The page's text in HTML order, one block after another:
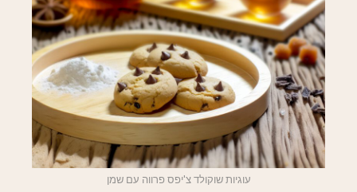
עוגיות שוקולד צ'יפס פרווה עם שמן